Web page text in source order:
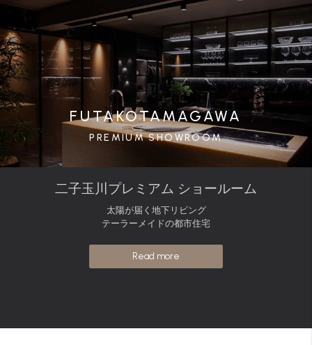
FUTAKOTAMAGAWA
PREMIUM SHOWROOM
二子玉川プレミアム ショールーム
太陽が届く地下リビング
テーラーメイドの都市住宅
Read more